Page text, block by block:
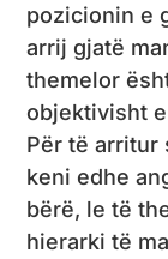
pozicionin e
arrij gjatë
themelor
objektivisht
Për të arritur
keni edhe
bërë, le të
hierarki të